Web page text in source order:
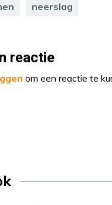
neerslag
reactie
om een reactie te